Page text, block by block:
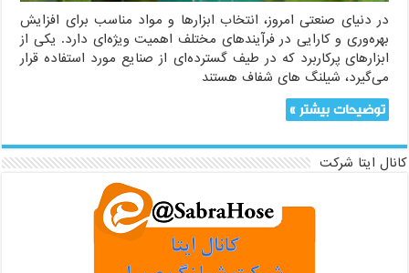
در دنیای صنعتی امروز، انتخاب ابزارها و مواد مناسب برای افزایش
بهره‌وری و کارایی در فرآیندهای مختلف اهمیت ویژه‌ای دارد. یکی از
ابزارهای پرکاربرد که در طیف گسترده‌ای از صنایع مورد استفاده قرار
می‌گیرد، شیلنگ های شفاف هستند
توضیحات بیشتر »
کانال ایتا شرکت